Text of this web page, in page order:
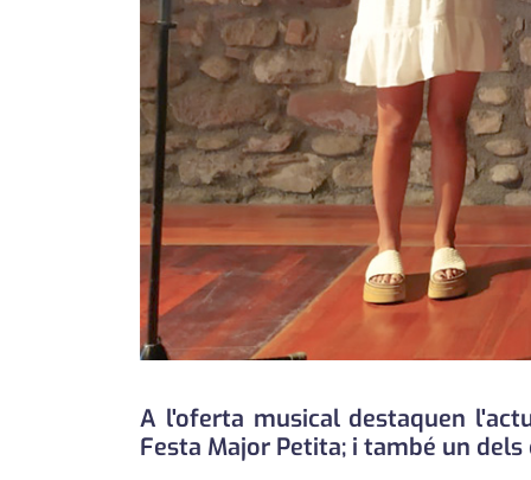
A l'oferta musical destaquen
Festa Major Petita; i també un